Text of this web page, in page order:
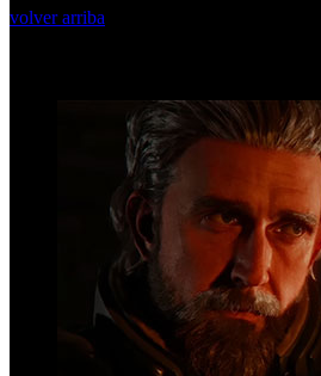
volver arriba